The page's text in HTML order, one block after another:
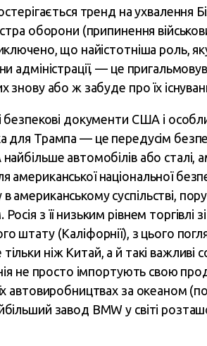
тренд на
оборони (припинення
що найістотніша роль,
адміністрації, — це
знову або ж забуде про їх
безпекові документи США і
для Трампа — це передусім
автомобілів або сталі,
національної
суспільстві,
з її низьким рівнем
штату (Каліфорнії), з цього
ніж Китай, а й такі важливі
не просто імпортують свою
автовиробництвах за океаном
завод BMW у світі